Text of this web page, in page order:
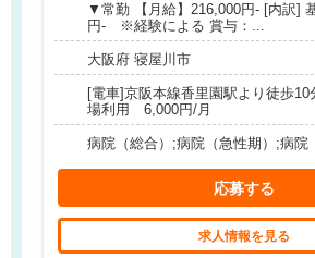
▼常勤 【月給】216,000円- [内訳]
円- ※経験による 賞与：...
大阪府 寝屋川市
[電車]京阪本線香里園駅より徒歩
場利用 6,000円/月
病院（総合）;病院（急性期）;病院
応募する
求人情報を見る